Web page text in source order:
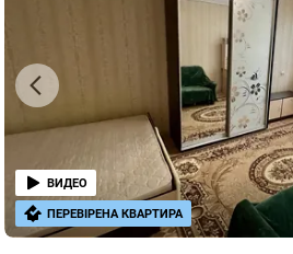
ВИДЕО
ПЕРЕВІРЕНА КВАРТИРА